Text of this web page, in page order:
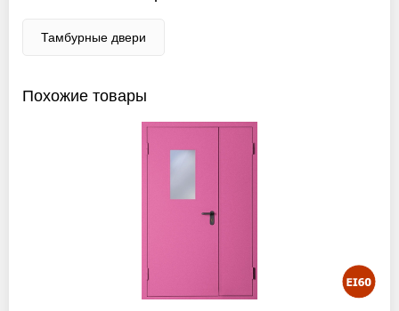
Тамбурные двери
Похожие товары